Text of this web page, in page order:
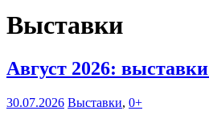
Выставки
Август 2026: выставки
30.07.2026 Выставки, 0+